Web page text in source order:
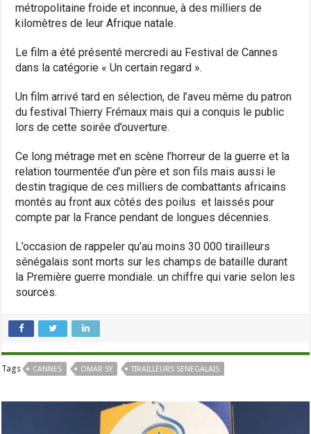
métropolitaine froide et inconnue, à des milliers de
kilomètres de leur Afrique natale.
Le film a été présenté mercredi au Festival de Cannes
dans la catégorie « Un certain regard ».
Un film arrivé tard en sélection, de l’aveu même du patron
du festival Thierry Frémaux mais qui a conquis le public
lors de cette soirée d’ouverture.
Ce long métrage met en scène l’horreur de la guerre et la
relation tourmentée d’un père et son fils mais aussi le
destin tragique de ces milliers de combattants africains
montés au front aux côtés des poilus et laissés pour
compte par la France pendant de longues décennies.
L’occasion de rappeler qu’au moins 30 000 tirailleurs
sénégalais sont morts sur les champs de bataille durant
la Première guerre mondiale. un chiffre qui varie selon les
sources.
Tags CANNES OMAR SY TIRAILLEURS SENEGALAIS